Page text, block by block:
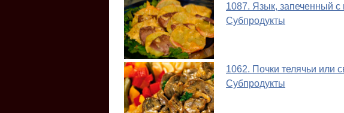
1087. Язык, запеченный с
Субпродукты
1062. Почки телячьи или
Субпродукты